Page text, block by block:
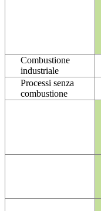
Combustione
industriale
Processi senza
combustione